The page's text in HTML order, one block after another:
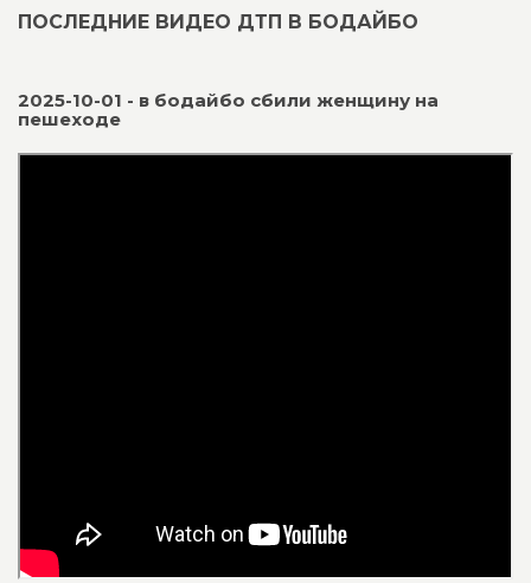
ПОСЛЕДНИЕ ВИДЕО ДТП В БОДАЙБО
2025-10-01 - в бодайбо сбили женщину на
пешеходе